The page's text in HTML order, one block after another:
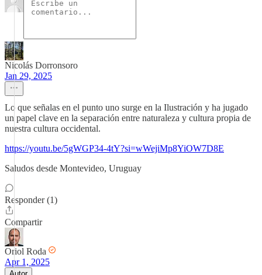
Nicolás Dorronsoro
Jan 29, 2025
Lo que señalas en el punto uno surge en la Ilustración y ha jugado
un papel clave en la separación entre naturaleza y cultura propia de
nuestra cultura occidental.
https://youtu.be/5gWGP34-4tY?si=wWejiMp8YiOW7D8E
Saludos desde Montevideo, Uruguay
Responder (1)
Compartir
Oriol Roda
Apr 1, 2025